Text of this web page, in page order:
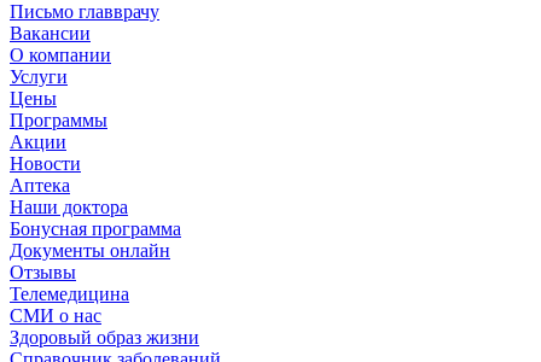
Письмо главврачу
Вакансии
О компании
Услуги
Цены
Программы
Акции
Новости
Аптека
Наши доктора
Бонусная программа
Документы онлайн
Отзывы
Телемедицина
СМИ о нас
Здоровый образ жизни